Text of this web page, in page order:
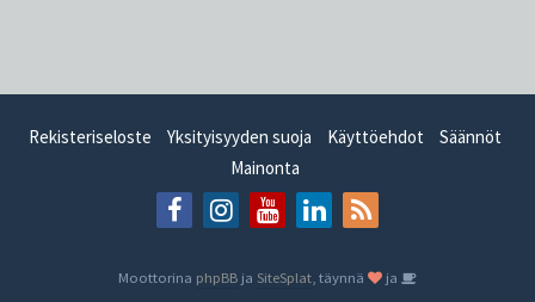
Rekisteriseloste Yksityisyyden suoja Käyttöehdot
Säännöt
Mainonta
Moottorina phpBB ja SiteSplat , täynnä ja